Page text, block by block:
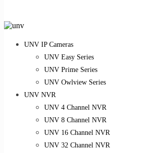
UNV IP Cameras
UNV Easy Series
UNV Prime Series
UNV Owlview Series
UNV NVR
UNV 4 Channel NVR
UNV 8 Channel NVR
UNV 16 Channel NVR
UNV 32 Channel NVR